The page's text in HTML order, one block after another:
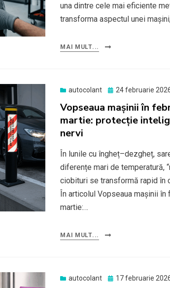
una dintre cele mai eficiente
transforma aspectul unei
MAI MULT...
autocolant
Posted
24 februarie
Vopseaua mașinii în
martie: protecție
nervi
În lunile cu îngheț–dezgheț,
diferențe mari de temperatură,
ciobituri se transformă rapid în
În articolul Vopseaua mașinii în
martie:…
MAI MULT...
autocolant
Posted
17 februarie